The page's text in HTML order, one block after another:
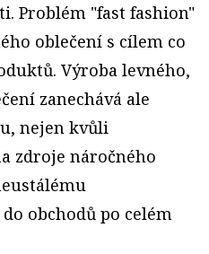
Problém "fast fashion"
oblečení s cílem co
Výroba levného,
zanechává ale
nejen kvůli
zdroje náročného
obchodů po celém